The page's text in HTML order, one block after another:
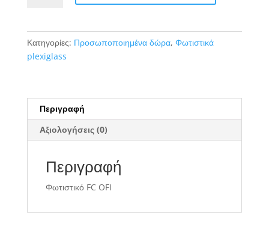
Κατηγορίες: Προσωποποιημένα δώρα, Φωτιστικά
plexiglass
Περιγραφή
Αξιολογήσεις (0)
Περιγραφή
Φωτιστικό FC OFI